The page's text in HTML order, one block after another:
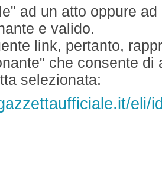
ad un atto oppure
e valido.
link, pertanto,
che consente
selezionata:
eli/